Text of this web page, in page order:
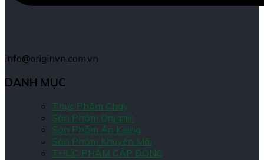
info@originvn.com.vn
DANH MỤC
Thực Phẩm Chay
Sản Phẩm Organic
Sản Phẩm Ăn Kiêng
Sản Phẩm Khuyến Mãi
THỰC PHẨM CẤP ĐÔNG